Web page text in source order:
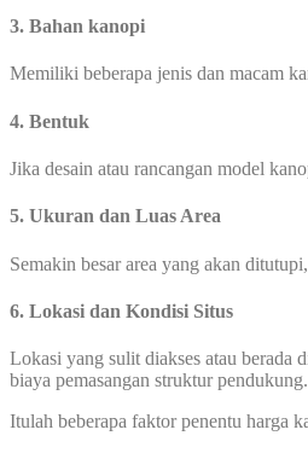
3. Bahan kanopi
Memiliki beberapa jenis dan macam
4. Bentuk
Jika desain atau rancangan model
5. Ukuran dan Luas Area
Semakin besar area yang akan
6. Lokasi dan Kondisi Situs
Lokasi yang sulit diakses atau berada
biaya pemasangan struktur pendukung.
Itulah beberapa faktor penentu harga